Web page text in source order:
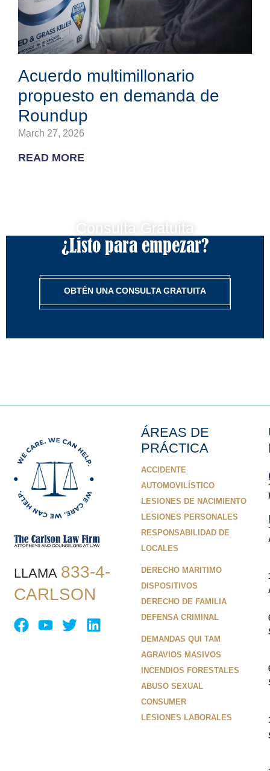
Acuerdo multimillonario
propuesto en demanda de
Roundup
March 27, 2026
READ MORE
Consulta Gratuita
¿Listo para empezar?
OBTÉN UNA CONSULTA GRATUITA
LLAMA 833-4-
CARLSON
ÁREAS DE
PRÁCTICA
ACCIDENTE
AUTOMOVILÍSTICO
LESIONES DE NACIMIENTO
LESIONES PERSONALES
RESPONSABILIDAD DE
LOCALES
DERECHO MARITIMO
DISPOSITIVOS
DERECHO DE FAMILIA
DEFENSA CRIMINAL
DEMANDAS QUI TAM
AGRAVIOS MASIVOS
INCENDIOS FORESTALES
ABUSO SEXUAL
CONSUMER
LESIONES LABORALES